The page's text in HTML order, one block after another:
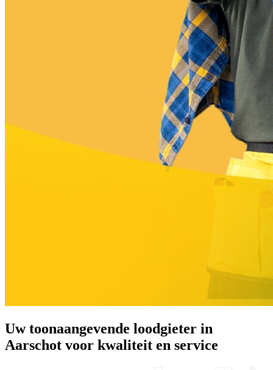
Uw toonaangevende loodgieter in
Aarschot voor kwaliteit en service